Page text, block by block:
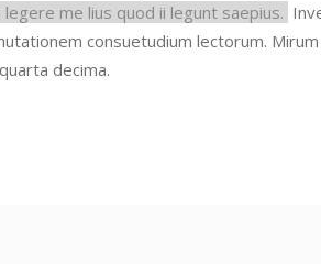
me lius quod ii legunt saepius.
consuetudium lectorum. Mirum
decima.